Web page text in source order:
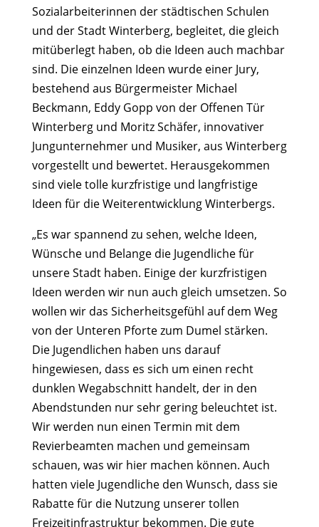
Sozialarbeiterinnen der städtischen Schulen
und der Stadt Winterberg, begleitet, die gleich
mitüberlegt haben, ob die Ideen auch machbar
sind. Die einzelnen Ideen wurde einer Jury,
bestehend aus Bürgermeister Michael
Beckmann, Eddy Gopp von der Offenen Tür
Winterberg und Moritz Schäfer, innovativer
Jungunternehmer und Musiker, aus Winterberg
vorgestellt und bewertet. Herausgekommen
sind viele tolle kurzfristige und langfristige
Ideen für die Weiterentwicklung Winterbergs.
„Es war spannend zu sehen, welche Ideen,
Wünsche und Belange die Jugendliche für
unsere Stadt haben. Einige der kurzfristigen
Ideen werden wir nun auch gleich umsetzen. So
wollen wir das Sicherheitsgefühl auf dem Weg
von der Unteren Pforte zum Dumel stärken.
Die Jugendlichen haben uns darauf
hingewiesen, dass es sich um einen recht
dunklen Wegabschnitt handelt, der in den
Abendstunden nur sehr gering beleuchtet ist.
Wir werden nun einen Termin mit dem
Revierbeamten machen und gemeinsam
schauen, was wir hier machen können. Auch
hatten viele Jugendliche den Wunsch, dass sie
Rabatte für die Nutzung unserer tollen
Freizeitinfrastruktur bekommen. Die gute